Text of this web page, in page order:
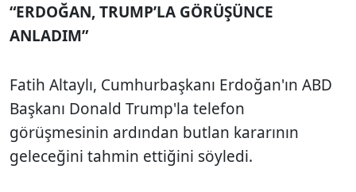
“ERDOĞAN, TRUMP’LA GÖRÜŞÜNCE
ANLADIM”
Fatih Altaylı, Cumhurbaşkanı Erdoğan'ın ABD
Başkanı Donald Trump'la telefon
görüşmesinin ardından butlan kararının
geleceğini tahmin ettiğini söyledi.